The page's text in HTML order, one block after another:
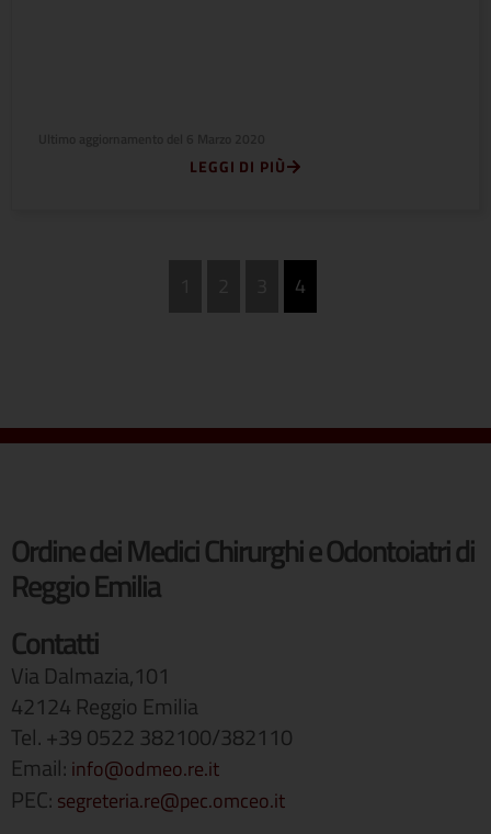
LEGGI DI PIÙ
4
Ordine dei Medici Chirurghi e Odontoiatri di
Reggio Emilia
Contatti
Via Dalmazia,101
42124 Reggio Emilia
Tel. +39 0522 382100/382110
Email: info@odmeo.re.it
PEC: segreteria.re@pec.omceo.it